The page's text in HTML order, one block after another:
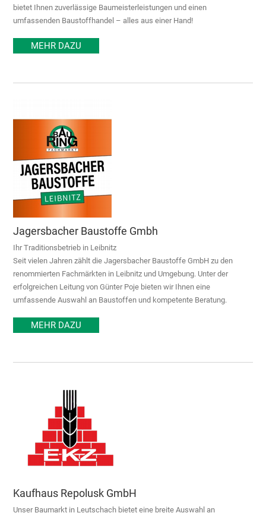
bietet Ihnen zuverlässige Baumeisterleistungen und einen
umfassenden Baustoffhandel – alles aus einer Hand!
MEHR DAZU
Jagersbacher Baustoffe Gmbh
Ihr Traditionsbetrieb in Leibnitz
Seit vielen Jahren zählt die Jagersbacher Baustoffe GmbH zu den
renommierten Fachmärkten in Leibnitz und Umgebung. Unter der
erfolgreichen Leitung von Günter Poje bieten wir Ihnen eine
umfassende Auswahl an Baustoffen und kompetente Beratung.
MEHR DAZU
Kaufhaus Repolusk GmbH
Unser Baumarkt in Leutschach bietet eine breite Auswahl an